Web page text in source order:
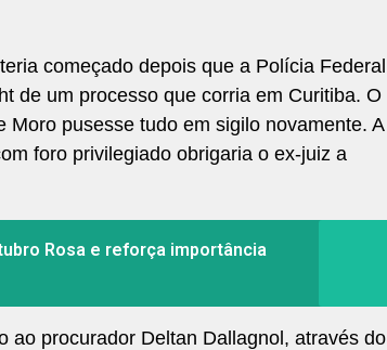
começado depois que a Polícia Federal
de um processo que corria em Curitiba. O
pusesse tudo em sigilo novamente. A
foro privilegiado obrigaria o ex-juiz a
Rosa e reforça importância
ao procurador Deltan Dallagnol, através do